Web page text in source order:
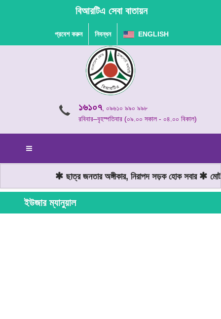
বিআরটিএ সেবা বাতায়ন
প্রবেশ করুন নিবন্ধন ENGLISH
১৬১০৭, ০৯৬১০ ৯৯০ ৯৯৮
রবিবার–বৃহস্পতিবার (০৯.০০ সকাল - ০৪.০০ বিকাল)
ছাত্র জনতার অঙ্গীকার, নিরাপদ সড়ক হোক সবার
ইউজার ম্যানুয়াল